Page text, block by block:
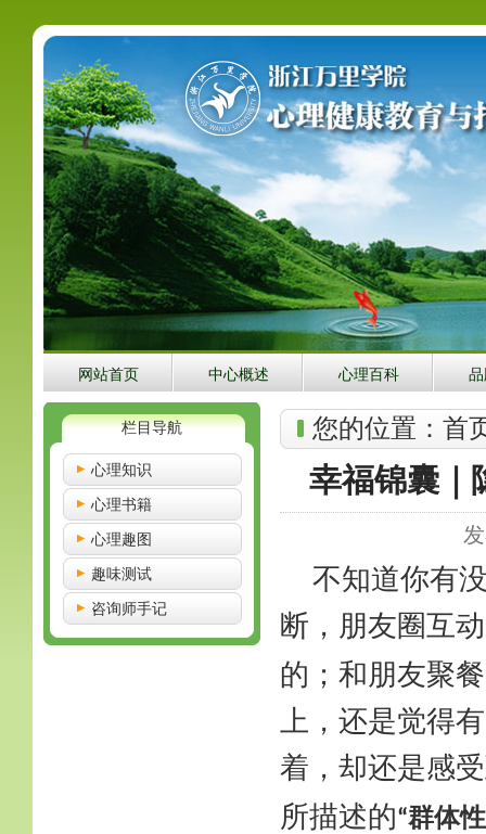
网站首页 中心概述 心理百科
栏目导航
心理知识
心理书籍
心理趣图
趣味测试
咨询师手记
您的位置： 首
幸福锦囊｜
不知道你有
断，朋友圈互动
的；和朋友聚
上，还是觉得
着，却还是感
所描述的“群体